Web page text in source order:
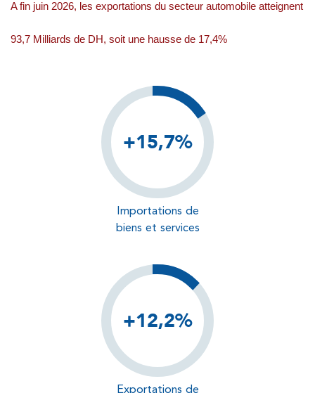
A fin juin 2026, les exportations du secteur automobile atteignent
93,7 Milliards de DH, soit une hausse de 17,4%
+15,7%
Importations de
biens et services
+12,2%
Exportations de